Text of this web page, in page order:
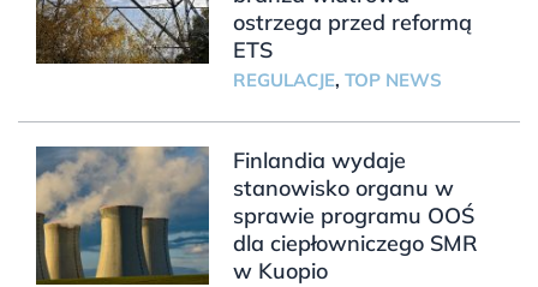
ostrzega przed reformą
ETS
REGULACJE, TOP NEWS
Finlandia wydaje
stanowisko organu w
sprawie programu OOŚ
dla ciepłowniczego SMR
w Kuopio